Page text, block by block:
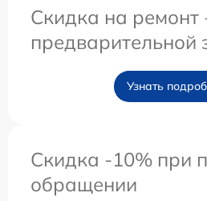
Скидка на ремонт
предварительной
Узнать
Скидка -10% при
обращении